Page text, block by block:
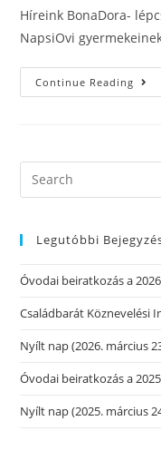
Híreink BonaDora-
NapsiOvi
Continue Reading
Legutóbbi
Óvodai beiratkozás a
Családbarát Köznevelési
Nyílt nap (2026. március
Óvodai beiratkozás a
Nyílt nap (2025. március